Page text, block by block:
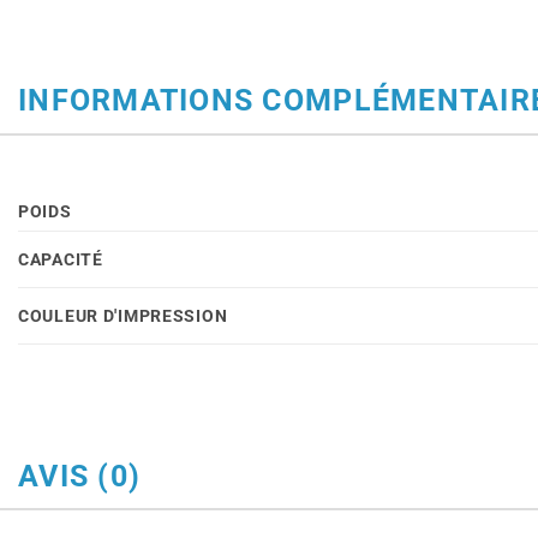
INFORMATIONS
POIDS
CAPACITÉ
COULEUR D'IMPRESSION
AVIS (0)